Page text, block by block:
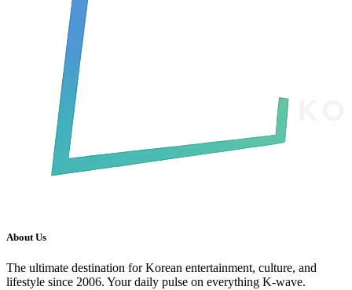
About Us
The ultimate destination for Korean entertainment, culture, and
lifestyle since 2006. Your daily pulse on everything K-wave.